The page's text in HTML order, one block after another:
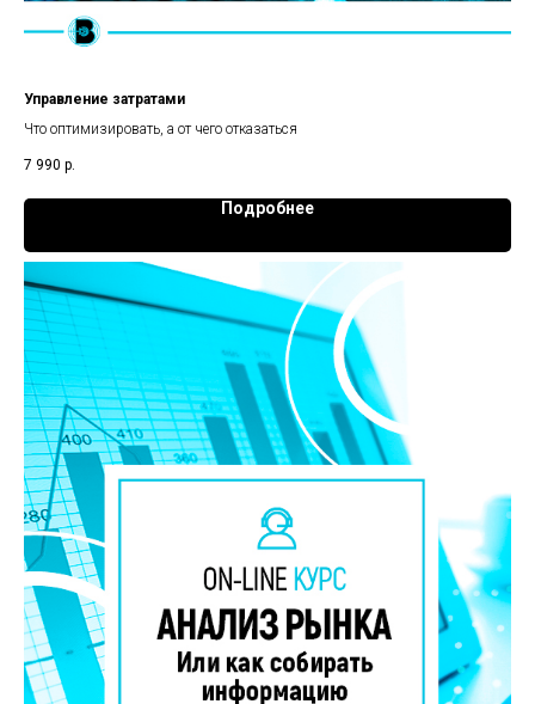
Управление затратами
Что оптимизировать, а от чего отказаться
7 990 р.
Подробнее